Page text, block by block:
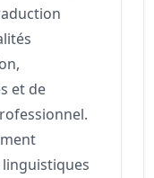
et de